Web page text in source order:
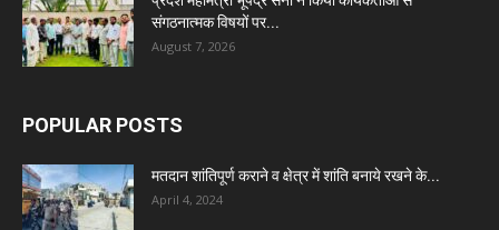
संगठनात्मक विषयों पर...
August 7, 2026
POPULAR POSTS
मतदान शांतिपूर्ण कराने व क्षेत्र में शांति बनाये रखने के...
April 4, 2024